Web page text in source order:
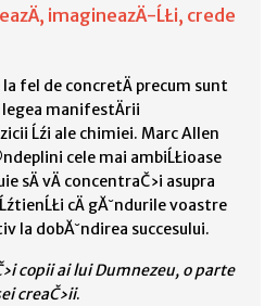
imagineazÄ-ĹŁi, crede
fel de concretÄ precum sunt
manifestÄrii
Ĺźi ale chimiei. Marc Allen
cele mai ambiĹŁioase
sÄ vÄ concentraČ›i asupra
cÄ gĂ˘ndurile voastre
la dobĂ˘ndirea succesului.
copii ai lui Dumnezeu, o parte
creaČ›ii.